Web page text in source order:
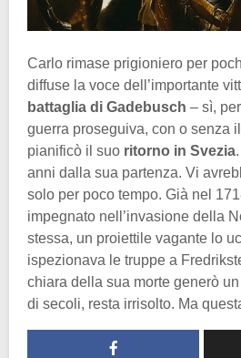
Carlo rimase prigioniero per
diffuse la voce dell’importante
battaglia di Gadebusch – sì,
guerra proseguiva, con o senza
pianificò il suo ritorno in Svezia
anni dalla sua partenza. Vi
solo per poco tempo. Già nel
impegnato nell’invasione della
stessa, un proiettile vagante lo
ispezionava le truppe a
chiara della sua morte generò
di secoli, resta irrisolto. Ma